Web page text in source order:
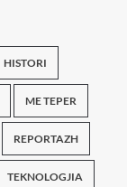
HISTORI
ME TEPER
REPORTAZH
TEKNOLOGJIA